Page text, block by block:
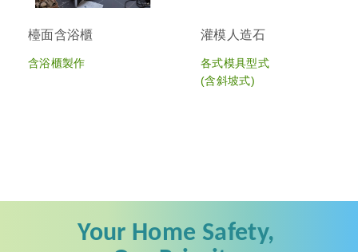
檯面含浴櫃
含浴櫃製作
灌模人造石
各式模具型式
(含斜坡式)
Your Home Safety,